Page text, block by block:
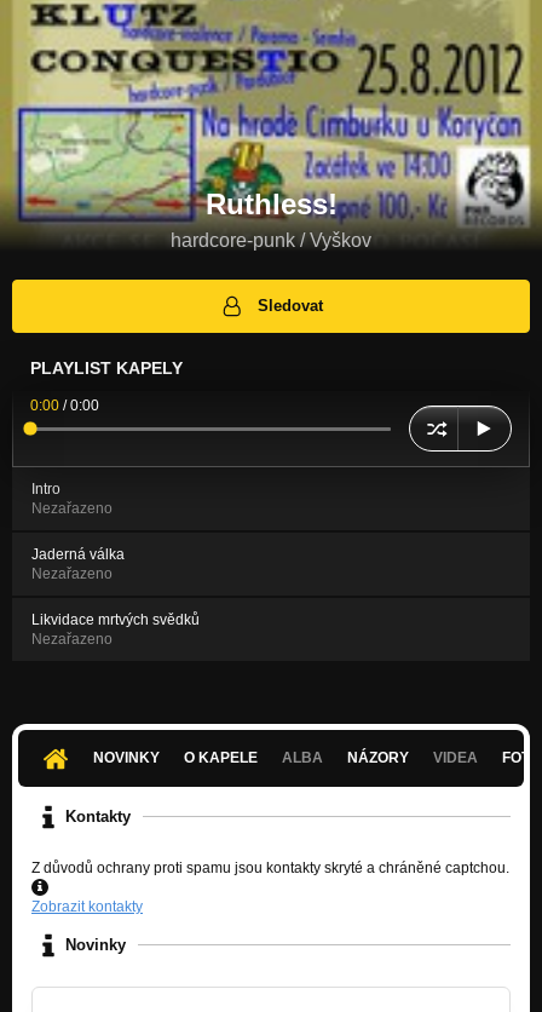
Ruthless!
hardcore-punk / Vyškov
Sledovat
PLAYLIST KAPELY
0:00 /0:00
Intro
Nezařazeno
Jaderná válka
Nezařazeno
Likvidace mrtvých svědků
Nezařazeno
NOVINKY O KAPELE ALBA NÁZORY VIDEA
Kontakty
Z důvodů ochrany proti spamu jsou kontakty skryté a chráněné captchou.
Zobrazit kontakty
Novinky